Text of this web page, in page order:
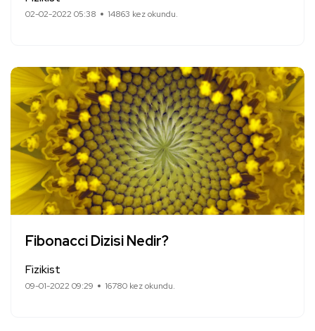
02-02-2022 05:38 14863 kez okundu.
Fibonacci Dizisi Nedir?
Fizikist
09-01-2022 09:29 16780 kez okundu.